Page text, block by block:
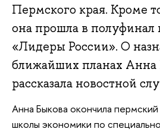
Пермского края. Кроме
она прошла в полуфинал
«Лидеры России». О
ближайших планах Анна
рассказала новостной
Анна Быкова окончила
школы экономики по